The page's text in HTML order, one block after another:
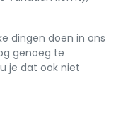
dingen doen in ons
genoeg te
je dat ook niet